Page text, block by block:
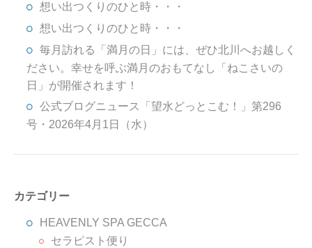
想い出つくりのひと時・・・
想い出つくりのひと時・・・
毎月訪れる「満月の日」には、ぜひ北川へお越しく
ださい。幸せを呼ぶ満月のおもてなし「ねこさいの
日」が開催されます！
公式ブログニュース「望水どっとこむ！」第296
号・2026年4月1日（水）
カテゴリー
HEAVENLY SPA GECCA
セラピスト便り